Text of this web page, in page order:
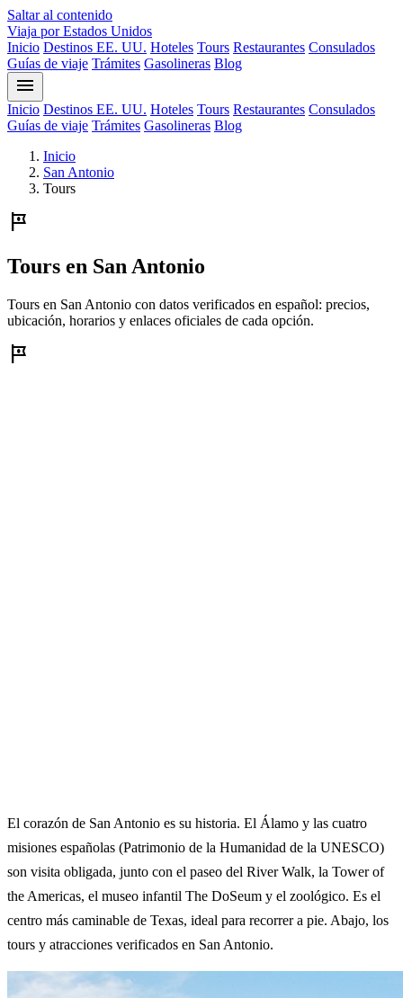
Saltar al contenido
Viaja por Estados Unidos
Inicio Destinos EE. UU. Hoteles Tours Restaurantes Consulados
Guías de viaje Trámites Gasolineras Blog
menu
Inicio Destinos EE. UU. Hoteles Tours Restaurantes Consulados
Guías de viaje Trámites Gasolineras Blog
Inicio
San Antonio
Tours
tour
Tours en San Antonio
Tours en San Antonio con datos verificados en español: precios,
ubicación, horarios y enlaces oficiales de cada opción.
tour
El corazón de San Antonio es su historia. El Álamo y las cuatro
misiones españolas (Patrimonio de la Humanidad de la UNESCO)
son visita obligada, junto con el paseo del River Walk, la Tower of
the Americas, el museo infantil The DoSeum y el zoológico. Es el
centro más caminable de Texas, ideal para recorrer a pie. Abajo, los
tours y atracciones verificados en San Antonio.
Tours en San Antonio